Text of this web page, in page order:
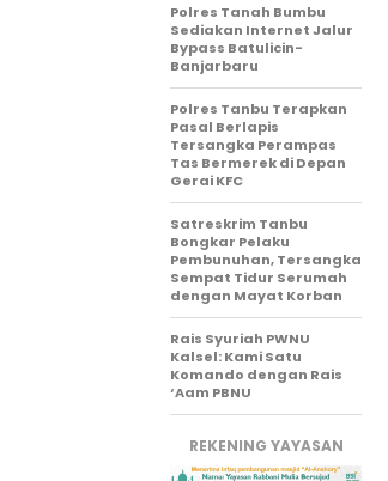
Polres Tanah Bumbu
Sediakan Internet Jalur
Bypass Batulicin-
Banjarbaru
Polres Tanbu Terapkan
Pasal Berlapis
Tersangka Perampas
Tas Bermerek di Depan
Gerai KFC
Satreskrim Tanbu
Bongkar Pelaku
Pembunuhan, Tersangka
Sempat Tidur Serumah
dengan Mayat Korban
Rais Syuriah PWNU
Kalsel: Kami Satu
Komando dengan Rais
‘Aam PBNU
REKENING YAYASAN